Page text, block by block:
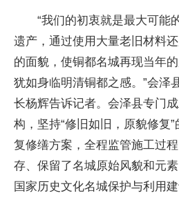
“我们的初衷就是最大可能
遗产，通过使用大量老旧材料
的面貌，使铜都名城再现当年
犹如身临明清铜都之感。”会泽
长杨辉告诉记者。会泽县专门
构，坚持“修旧如旧，原貌修复
复修缮方案，全程监管施工过
存、保留了名城原始风貌和元
国家历史文化名城保护与利用